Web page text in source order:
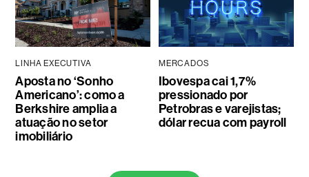
LINHA EXECUTIVA
Aposta no ‘Sonho
Americano’: como a
Berkshire amplia a
atuação no setor
imobiliário
MERCADOS
Ibovespa cai 1,7%
pressionado por
Petrobras e varejistas;
dólar recua com payroll